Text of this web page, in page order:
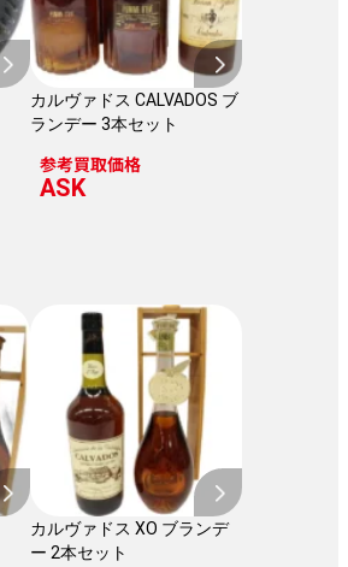
カルヴァドス CALVADOS ブ
ランデー 3本セット
参考買取価格
ASK
カルヴァドス XO ブランデ
ー 2本セット